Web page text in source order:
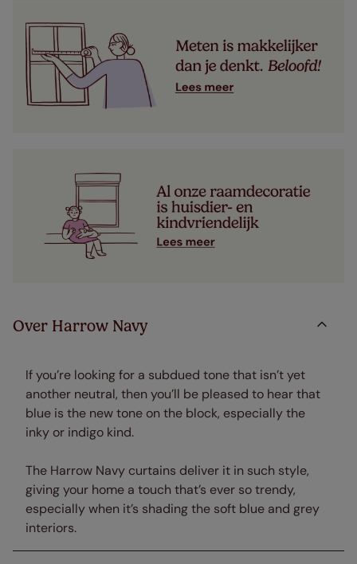
Over Harrow Navy
If you’re looking for a subdued tone that isn’t yet
another neutral, then you’ll be pleased to hear that
blue is the new tone on the block, especially the
inky or indigo kind.
The Harrow Navy curtains deliver it in such style,
giving your home a touch that’s ever so trendy,
especially when it’s shading the soft blue and grey
interiors.